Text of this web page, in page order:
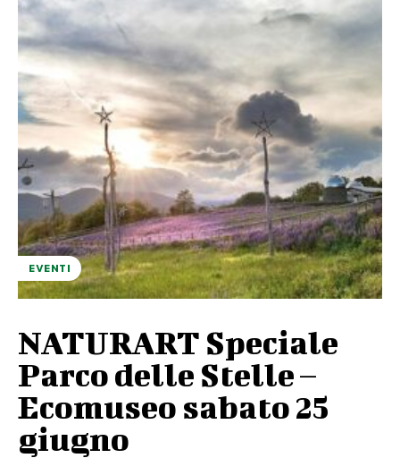
EVENTI
NATURART Speciale
Parco delle Stelle –
Ecomuseo sabato 25
giugno